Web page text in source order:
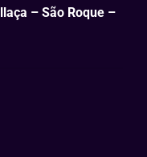
– São Roque –